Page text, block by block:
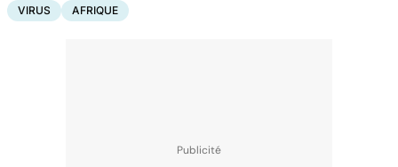
VIRUS AFRIQUE